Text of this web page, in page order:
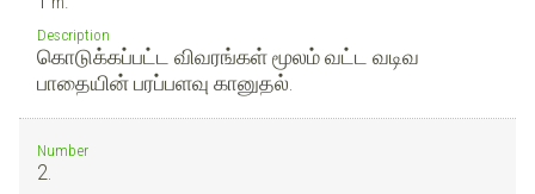
Description
கொடுக்கப்பட்ட விவரங்கள் மூலம் வட்ட வடிவ
பாதையின் பரப்பளவு கானுதல்.
Number
2.